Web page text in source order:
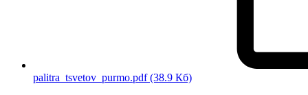
palitra_tsvetov_purmo.pdf(38.9 Кб)